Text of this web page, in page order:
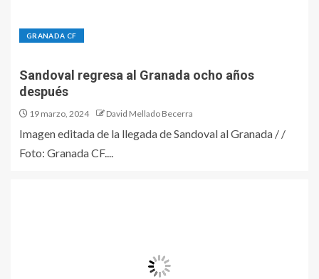
GRANADA CF
Sandoval regresa al Granada ocho años
después
19 marzo, 2024 David Mellado Becerra
Imagen editada de la llegada de Sandoval al Granada / /
Foto: Granada CF....